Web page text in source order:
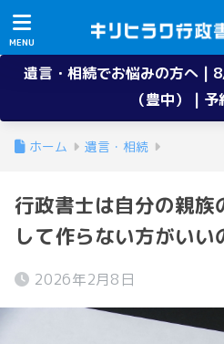
遺言・相続でお悩みの方へ |
（豊中） |
ホーム 遺言・相続
行政書士は自分の親族
して作らない方がいい
2026年2月8日